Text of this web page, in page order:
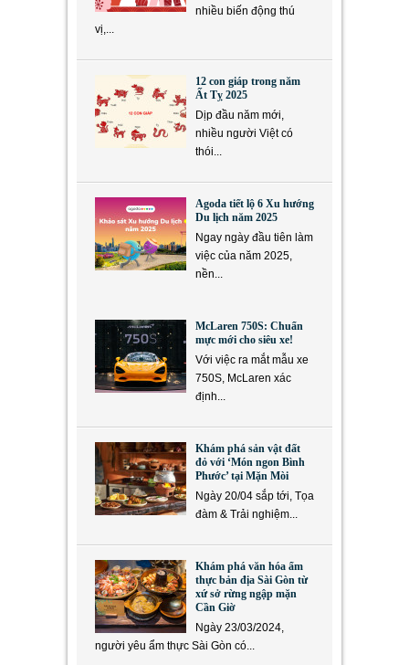
nhiều biến động thú
vị,...
12 con giáp trong năm
Ất Tỵ 2025
Dịp đầu năm mới,
nhiều người Việt có
thói...
Agoda tiết lộ 6 Xu hướng
Du lịch năm 2025
Ngay ngày đầu tiên làm
việc của năm 2025,
nền...
McLaren 750S: Chuẩn
mực mới cho siêu xe!
Với việc ra mắt mẫu xe
750S, McLaren xác
định...
Khám phá sản vật đất
đỏ với ‘Món ngon Bình
Phước’ tại Mặn Mòi
Ngày 20/04 sắp tới, Tọa
đàm & Trải nghiệm...
Khám phá văn hóa ẩm
thực bản địa Sài Gòn từ
xứ sở rừng ngập mặn
Cần Giờ
Ngày 23/03/2024,
người yêu ẩm thực Sài Gòn có...